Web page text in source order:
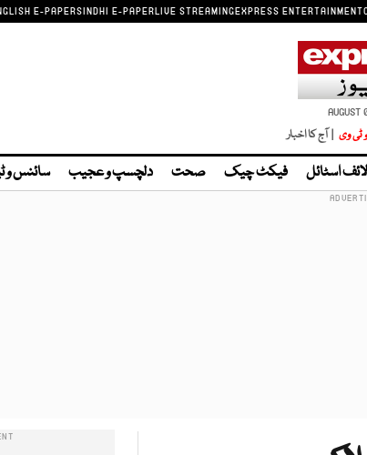
E-PAPERSINDHI E-PAPERLIVE STREAMINGEXPRESS ENTERTAINMENT
ٹی وی | آج کا اخبار
لائف اسٹائل فیکٹ چیک صحت دلچسپ و عجیب سائنس و